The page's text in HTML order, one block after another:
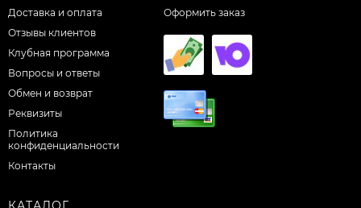
Доставка и оплата
Отзывы клиентов
Клубная программа
Вопросы и ответы
Обмен и возврат
Реквизиты
Политика
конфиденциальности
Контакты
Оформить заказ